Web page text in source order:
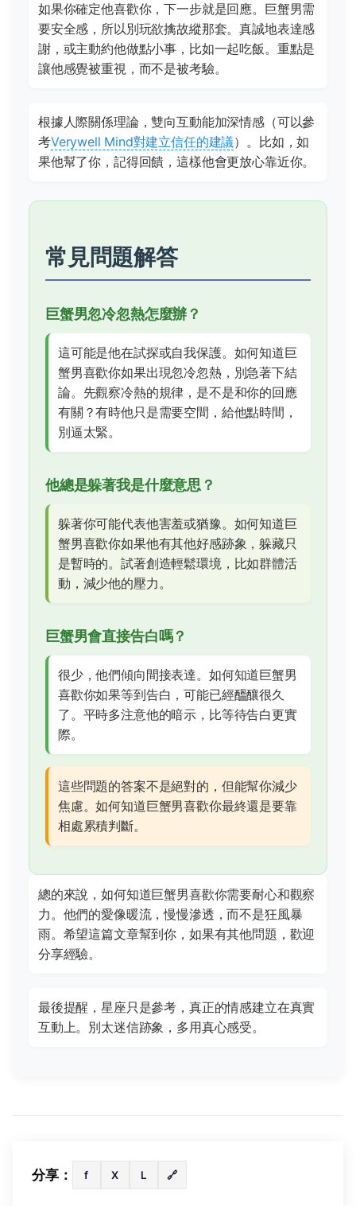
如果你確定他喜歡你，下一步就是回應。巨蟹男需
要安全感，所以別玩欲擒故縱那套。真誠地表達感
謝，或主動約他做點小事，比如一起吃飯。重點是
讓他感覺被重視，而不是被考驗。
根據人際關係理論，雙向互動能加深情感（可以參
考Verywell Mind對建立信任的建議）。比如，如
果他幫了你，記得回饋，這樣他會更放心靠近你。
常見問題解答
巨蟹男忽冷忽熱怎麼辦？
這可能是他在試探或自我保護。如何知道巨
蟹男喜歡你如果出現忽冷忽熱，別急著下結
論。先觀察冷熱的規律，是不是和你的回應
有關？有時他只是需要空間，給他點時間，
別逼太緊。
他總是躲著我是什麼意思？
躲著你可能代表他害羞或猶豫。如何知道巨
蟹男喜歡你如果他有其他好感跡象，躲藏只
是暫時的。試著創造輕鬆環境，比如群體活
動，減少他的壓力。
巨蟹男會直接告白嗎？
很少，他們傾向間接表達。如何知道巨蟹男
喜歡你如果等到告白，可能已經醞釀很久
了。平時多注意他的暗示，比等待告白更實
際。
這些問題的答案不是絕對的，但能幫你減少
焦慮。如何知道巨蟹男喜歡你最終還是要靠
相處累積判斷。
總的來說，如何知道巨蟹男喜歡你需要耐心和觀察
力。他們的愛像暖流，慢慢滲透，而不是狂風暴
雨。希望這篇文章幫到你，如果有其他問題，歡迎
分享經驗。
最後提醒，星座只是參考，真正的情感建立在真實
互動上。別太迷信跡象，多用真心感受。
分享： f X L 🔗